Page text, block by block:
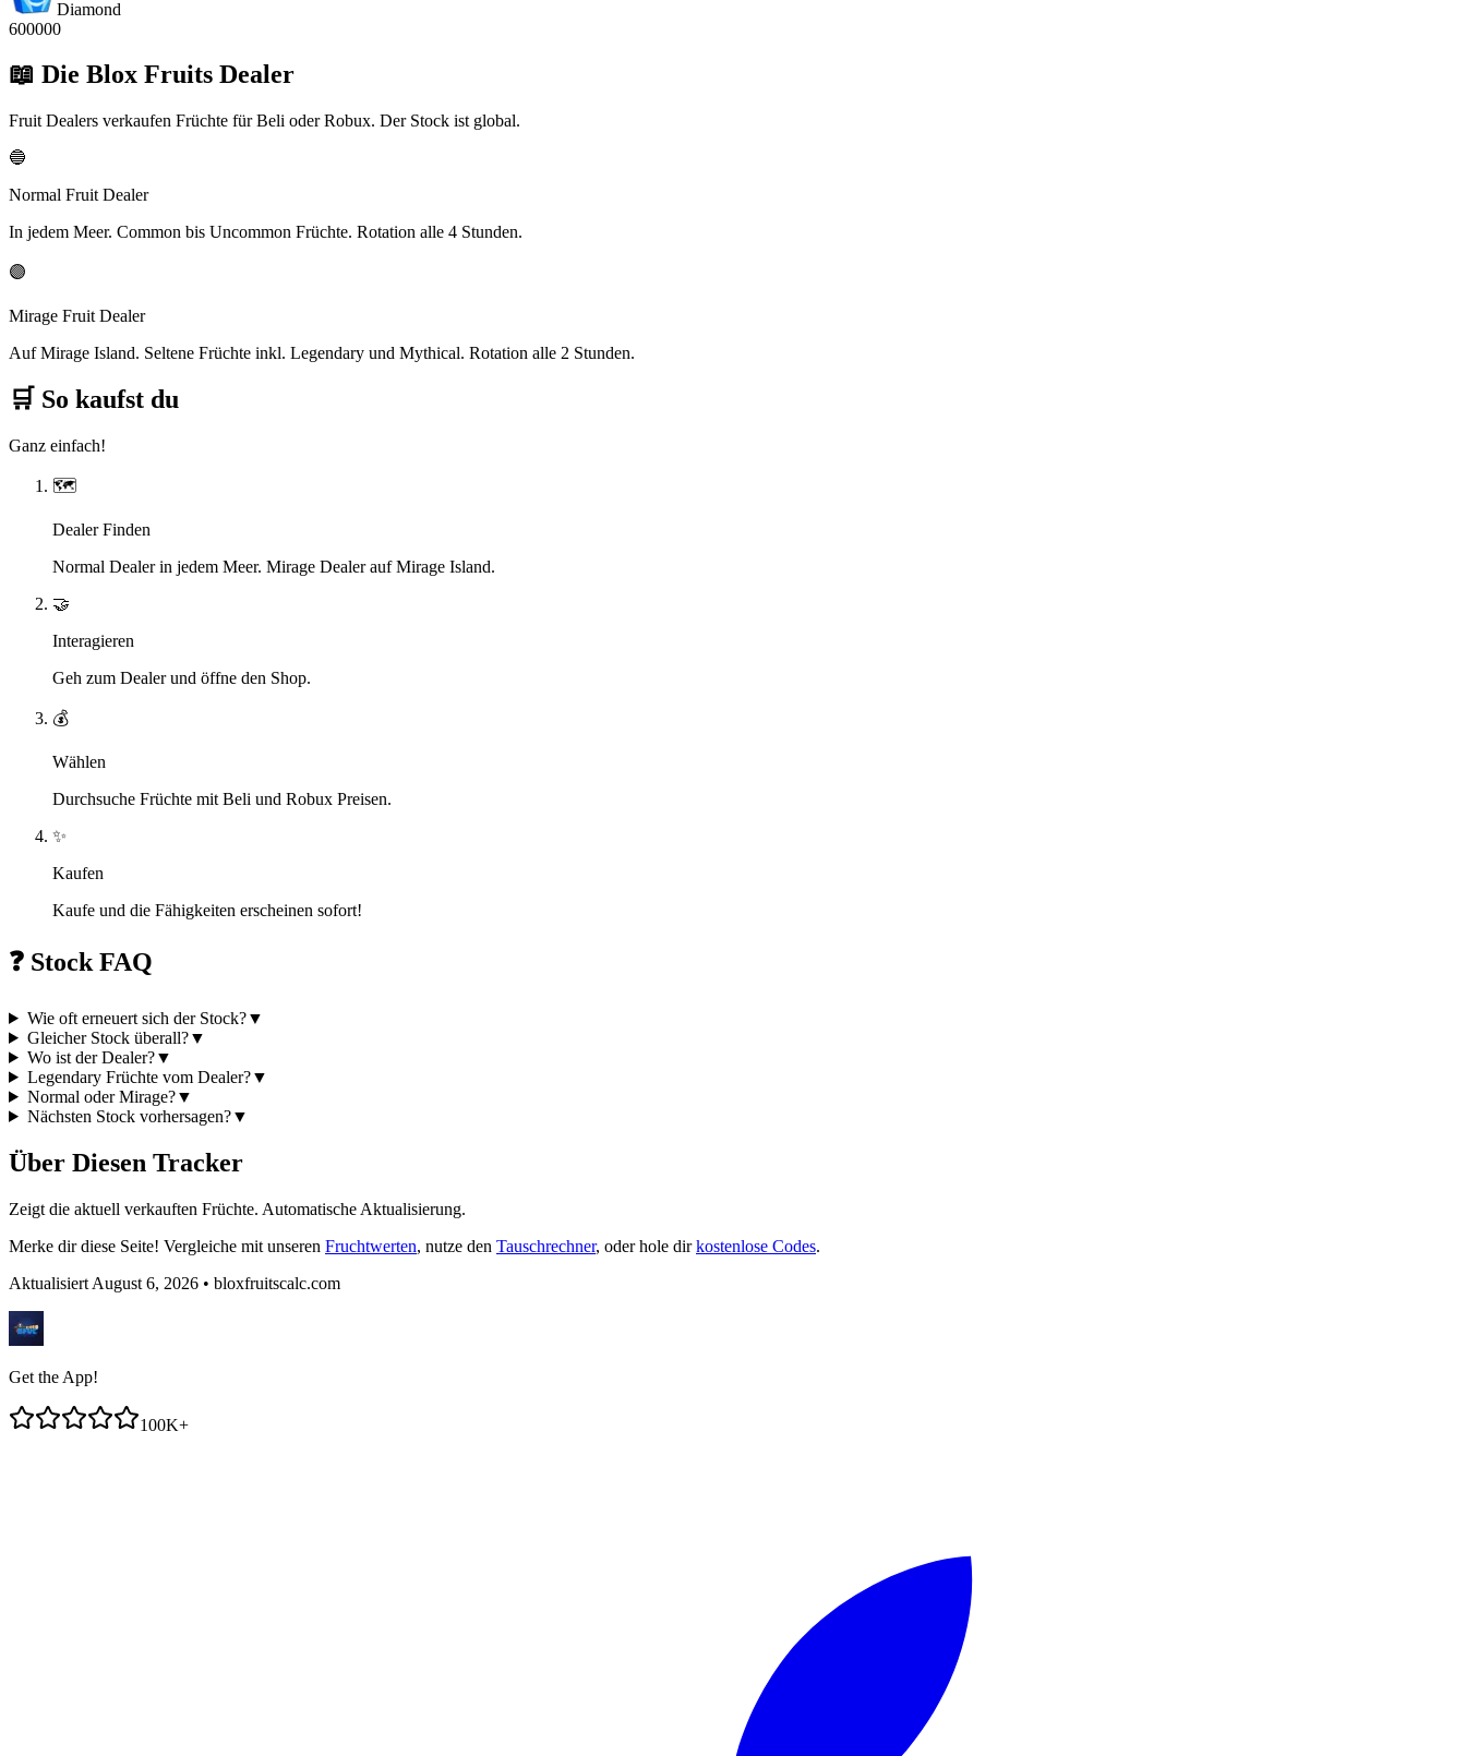
Diamond
600000
📖 Die Blox Fruits Dealer
Fruit Dealers verkaufen Früchte für Beli oder Robux. Der Stock ist global.
🔵
Normal Fruit Dealer
In jedem Meer. Common bis Uncommon Früchte. Rotation alle 4 Stunden.
🟣
Mirage Fruit Dealer
Auf Mirage Island. Seltene Früchte inkl. Legendary und Mythical. Rotation alle 2 Stunden.
🛒 So kaufst du
Ganz einfach!
🗺️
Dealer Finden
Normal Dealer in jedem Meer. Mirage Dealer auf Mirage Island.
🤝
Interagieren
Geh zum Dealer und öffne den Shop.
💰
Wählen
Durchsuche Früchte mit Beli und Robux Preisen.
✨
Kaufen
Kaufe und die Fähigkeiten erscheinen sofort!
❓ Stock FAQ
Wie oft erneuert sich der Stock?▼
Gleicher Stock überall?▼
Wo ist der Dealer?▼
Legendary Früchte vom Dealer?▼
Normal oder Mirage?▼
Nächsten Stock vorhersagen?▼
Über Diesen Tracker
Zeigt die aktuell verkauften Früchte. Automatische Aktualisierung.
Merke dir diese Seite! Vergleiche mit unseren Fruchtwerten, nutze den Tauschrechner, oder hole dirkostenlose Codes.
Aktualisiert August 6, 2026 • bloxfruitscalc.com
Get the App!
100K+